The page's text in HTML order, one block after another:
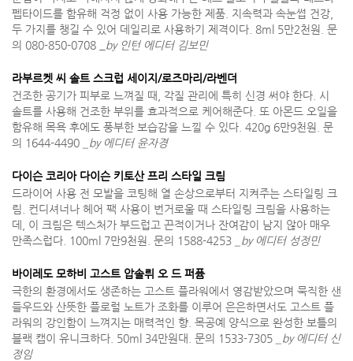
펩타이드를 함유해 걱정 없이 사용 가능한 제품. 지속력과 속눈썹 건강,
두 가지를 챙길 수 있어 데일리로 사용하기 제격이다. 8ml 5만2천원. 문
의 080-850-0708 _ by 인턴 에디터 김보민
라부르켓 씨 솔트 스크럽 세이지/로즈마리/라벤더
건조한 공기가 피부로 느껴질 때, 각질 관리에 특히 신경 써야 한다. 시
솔트를 사용해 건조한 부위를 효과적으로 케어해준다. 또 아몬드 오일을
함유해 목욕 후에도 풍부한 보습감을 느낄 수 있다. 420g 6만9천원. 문
의 1644-4490
_by 에디터 윤자경
다이슨 코리아 다이슨 키토산 프리 스타일 크림
드라이어 사용 전 모발을 코팅해 열 손상으로부터 지켜주는 스타일링 크
림. 컨디셔너나 헤어 팩 사용이 번거로울 때 스타일링 크림을 사용하는
데, 이 크림은 텍스처가 부드럽고 끈적이거나 잔여감이 남지 않아 매우
만족스럽다. 100ml 7만9천원. 문의 1588-4253
_by 에디터 성정민
바이레도 모하비 고스트 압솔뤼 오 드 퍼퓸
극한의 환경에서도 생존하는 고스트 플라워에서 영감받았으며 묵직한 샌
들우드와 산뜻한 플로럴 노트가 조화를 이루어 은은하면서도 고스트 플
라워의 강인함이 느껴지는 매력적인 향. 목공예 양식으로 완성한 보틀의
블랙 캡이 유니크하다. 50ml 34만원대. 문의 1533-7305
_by 에디터 신
정임